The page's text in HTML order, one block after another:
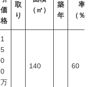
価
格
取
り
（㎡）
築
年
率
（％）
1
5
0
0
万
140 60